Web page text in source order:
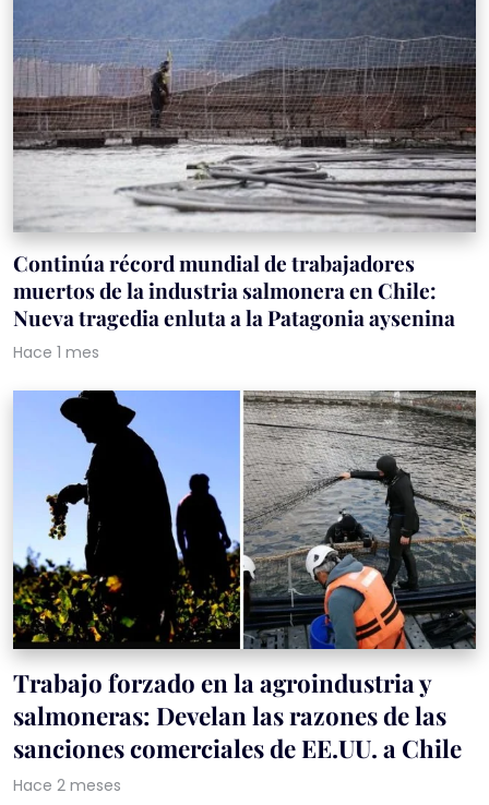
Continúa récord mundial de trabajadores
muertos de la industria salmonera en Chile:
Nueva tragedia enluta a la Patagonia aysenina
Hace 1 mes
Trabajo forzado en la agroindustria y
salmoneras: Develan las razones de las
sanciones comerciales de EE.UU. a Chile
Hace 2 meses